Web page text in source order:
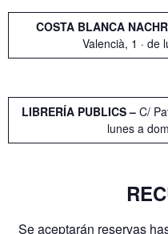
COSTA BLANCA
Valencià, 1 · de
LIBRERÍA PUBLICS – C/
lunes a
Se aceptarán reservas